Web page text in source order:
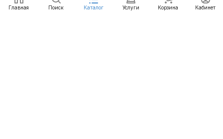
Главная Поиск Каталог Услуги Корзина Кабинет